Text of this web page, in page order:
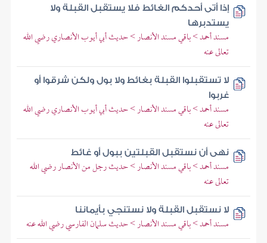
إذا أتى أحدكم الغائط فلا يستقبل القبلة ولا
يستدبرها
مسند أحمد > باقي مسند الأنصار > حديث أبي أيوب الأنصاري رضي الله
تعالى عنه
لا تستقبلوا القبلة بغائط ولا بول ولكن شرقوا أو
غربوا
مسند أحمد > باقي مسند الأنصار > حديث أبي أيوب الأنصاري رضي الله
تعالى عنه
نهى أن نستقبل القبلتين ببول أو غائط
مسند أحمد > باقي مسند الأنصار > حديث رجل من الأنصار رضي الله
تعالى عنه
لا نستقبل القبلة ولا نستنجي بأيماننا
مسند أحمد > باقي مسند الأنصار > حديث سلمان الفارسي رضي الله عنه